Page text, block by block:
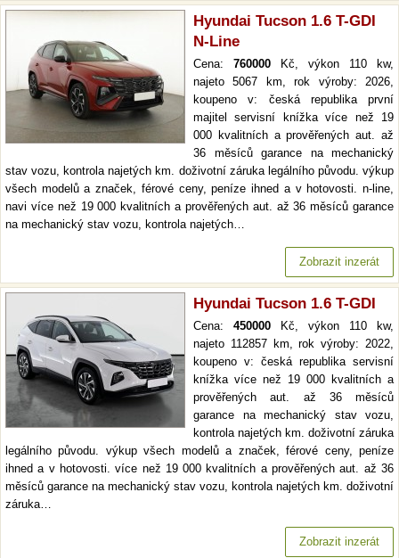
Hyundai Tucson 1.6 T-GDI
N-Line
Cena: 760000 Kč, výkon 110 kw,
najeto 5067 km, rok výroby: 2026,
koupeno v: česká republika první
majitel servisní knížka více než 19
000 kvalitních a prověřených aut. až
36 měsíců garance na mechanický
stav vozu, kontrola najetých km. doživotní záruka legálního původu. výkup
všech modelů a značek, férové ceny, peníze ihned a v hotovosti. n-line,
navi více než 19 000 kvalitních a prověřených aut. až 36 měsíců garance
na mechanický stav vozu, kontrola najetých…
Zobrazit inzerát
Hyundai Tucson 1.6 T-GDI
Cena: 450000 Kč, výkon 110 kw,
najeto 112857 km, rok výroby: 2022,
koupeno v: česká republika servisní
knížka více než 19 000 kvalitních a
prověřených aut. až 36 měsíců
garance na mechanický stav vozu,
kontrola najetých km. doživotní záruka
legálního původu. výkup všech modelů a značek, férové ceny, peníze
ihned a v hotovosti. více než 19 000 kvalitních a prověřených aut. až 36
měsíců garance na mechanický stav vozu, kontrola najetých km. doživotní
záruka…
Zobrazit inzerát